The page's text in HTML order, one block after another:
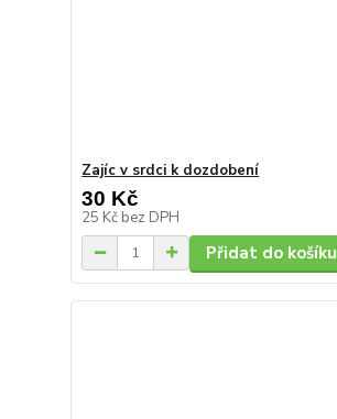
Zajíc v srdci k dozdobení
30 Kč
25 Kč bez DPH
Přidat do košíku